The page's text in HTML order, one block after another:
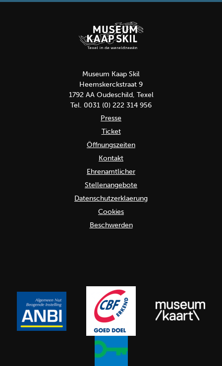
Museum Kaap Skil
Heemskerckstraat 9
1792 AA Oudeschild, Texel
Tel. 0031 (0) 222 314 956
Presse
Ticket
Öffnungszeiten
Kontakt
Ehrenamtlicher
Stellenangebote
Datenschutzerklaerung
Cookies
Beschwerden